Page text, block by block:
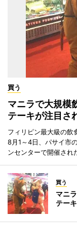
買う
マニラで大規
テーキが注目さ
フィリピン最大級の
8月1～4日、パサイ市
ンセンターで開催され
買う
マニ
テー